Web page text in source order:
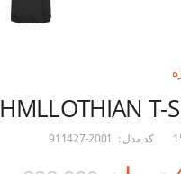
HMLLOTHIAN T-
کد مدل : 911427-2001